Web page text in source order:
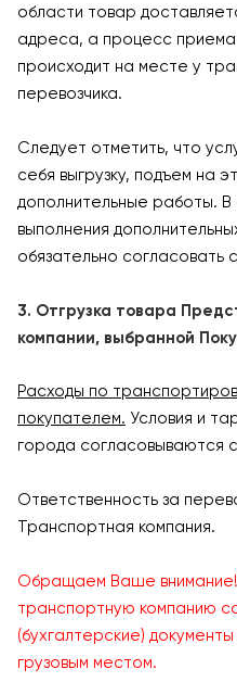
области товар
адреса, а процесс
происходит на месте у
перевозчика.
Следует отметить, что
себя выгрузку, подъем на
дополнительные работы.
выполнения
обязательно согласовать
3. Отгрузка товара
компании, выбранной
Расходы по
покупателем. Условия и
города согласовываются
Ответственность за
Транспортная компания.
Обращаем Ваше
транспортную компанию
(бухгалтерские)
грузовым местом.